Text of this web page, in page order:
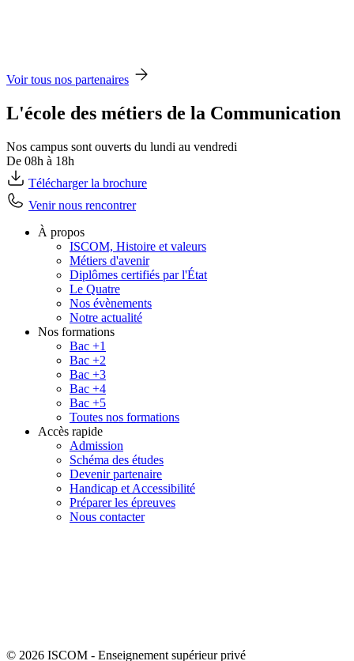
Voir tous nos partenaires
L'école des métiers de la Communication
Nos campus sont ouverts du lundi au vendredi
De 08h à 18h
Télécharger la brochure
Venir nous rencontrer
À propos
ISCOM, Histoire et valeurs
Métiers d'avenir
Diplômes certifiés par l'État
Le Quatre
Nos évènements
Notre actualité
Nos formations
Bac +1
Bac +2
Bac +3
Bac +4
Bac +5
Toutes nos formations
Accès rapide
Admission
Schéma des études
Devenir partenaire
Handicap et Accessibilité
Préparer les épreuves
Nous contacter
© 2026 ISCOM - Enseignement supérieur privé